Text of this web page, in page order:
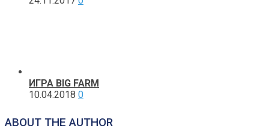
ИГРА BIG FARM
10.04.2018 0
ABOUT THE AUTHOR